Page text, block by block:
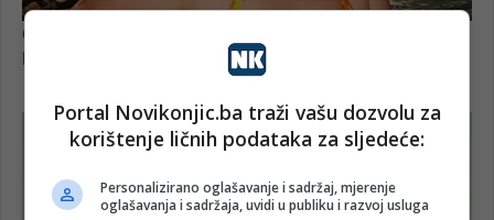
Portal Novikonjic.ba traži vašu dozvolu za
korištenje ličnih podataka za sljedeće:
Personalizirano oglašavanje i sadržaj, mjerenje
oglašavanja i sadržaja, uvidi u publiku i razvoj usluga